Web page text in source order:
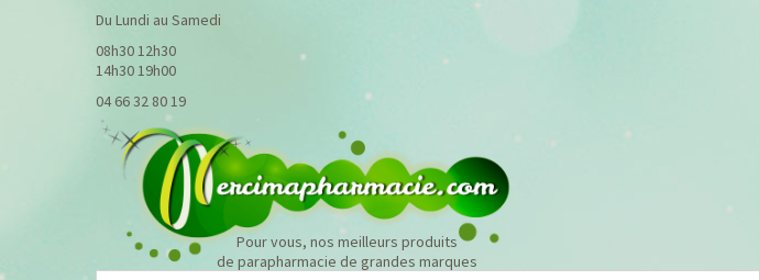
Du Lundi au Samedi
08h30 12h30
14h30 19h00
04 66 32 80 19
Pour vous, nos meilleurs produits
de parapharmacie de grandes marques